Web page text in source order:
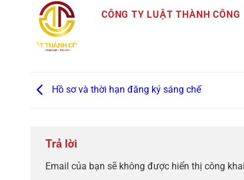
CÔNG TY LUẬT THÀNH CÔNG
Hồ sơ và thời hạn đăng ký sáng chế
Trả lời
Email của bạn sẽ không được hiển thị công